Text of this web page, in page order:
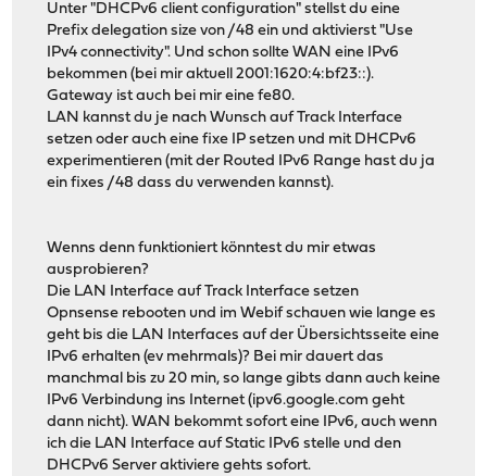
Unter "DHCPv6 client configuration" stellst du eine
Prefix delegation size von /48 ein und aktivierst "Use
IPv4 connectivity". Und schon sollte WAN eine IPv6
bekommen (bei mir aktuell 2001:1620:4:bf23::).
Gateway ist auch bei mir eine fe80.
LAN kannst du je nach Wunsch auf Track Interface
setzen oder auch eine fixe IP setzen und mit DHCPv6
experimentieren (mit der Routed IPv6 Range hast du ja
ein fixes /48 dass du verwenden kannst).
Wenns denn funktioniert könntest du mir etwas
ausprobieren?
Die LAN Interface auf Track Interface setzen
Opnsense rebooten und im Webif schauen wie lange es
geht bis die LAN Interfaces auf der Übersichtsseite eine
IPv6 erhalten (ev mehrmals)? Bei mir dauert das
manchmal bis zu 20 min, so lange gibts dann auch keine
IPv6 Verbindung ins Internet (ipv6.google.com geht
dann nicht). WAN bekommt sofort eine IPv6, auch wenn
ich die LAN Interface auf Static IPv6 stelle und den
DHCPv6 Server aktiviere gehts sofort.